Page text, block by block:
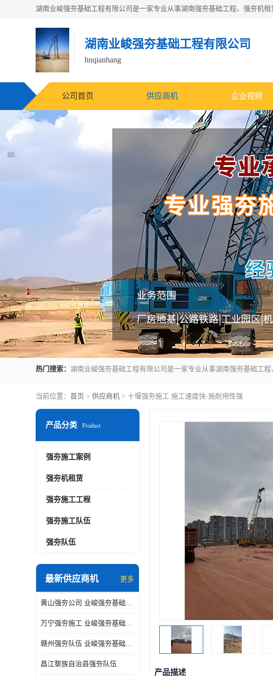
湖南业峻强夯基础工程有限公司
hnqianhang
公司首页 供应商机 企业视频
热门搜索：
当前位置： 首页 > 供应商机 > 十堰强夯施工 施工速度快-施耐用性强
产品分类 Product
强夯施工案例
强夯机租赁
强夯施工工程
强夯施工队伍
强夯队伍
最新供应商机 更多
黄山强夯公司 业峻强夯基础工程
万宁强夯施工 业峻强夯基础工程
赣州强夯队伍 业峻强夯基础工程
昌江黎族自治县强夯队伍
产品描述